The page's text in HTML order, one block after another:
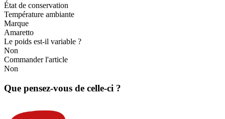
État de conservation
Température ambiante
Marque
Amaretto
Le poids est-il variable ?
Non
Commander l'article
Non
Que pensez-vous de celle-ci ?